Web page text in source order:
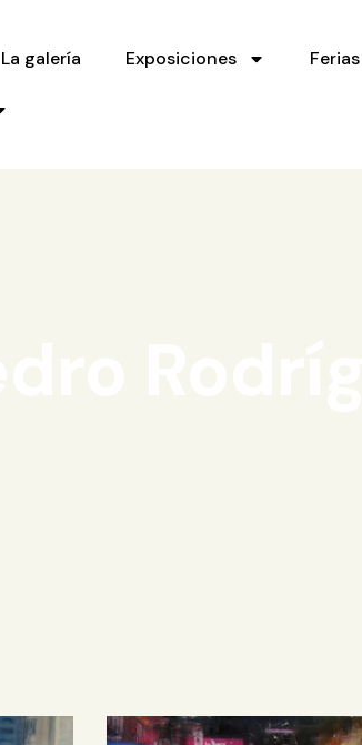
La galería Exposiciones Ferias